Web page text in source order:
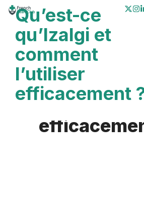
Aller
contenu
Qu’est-ce
et comment
l’utiliser
Qu’est-ce
qu’Izalgi et
comment
l’utiliser
efficacement